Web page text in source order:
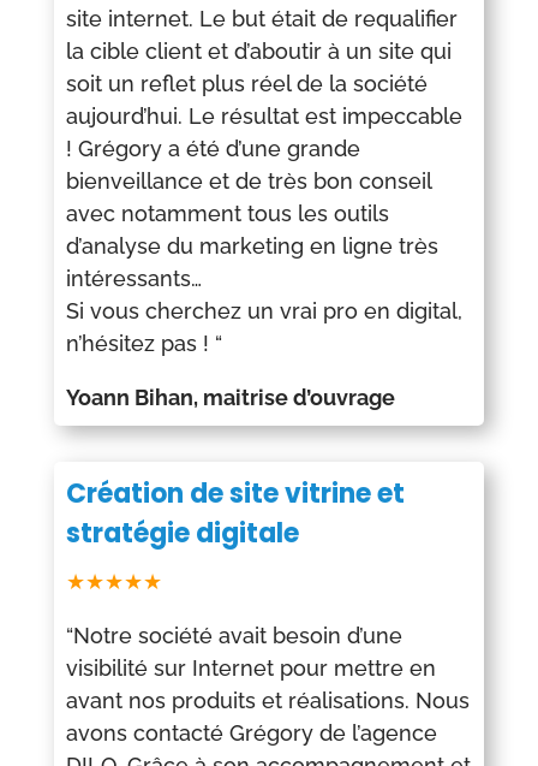
site internet. Le but était de requalifier
la cible client et d’aboutir à un site qui
soit un reflet plus réel de la société
aujourd’hui. Le résultat est impeccable
! Grégory a été d’une grande
bienveillance et de très bon conseil
avec notamment tous les outils
d’analyse du marketing en ligne très
intéressants…
Si vous cherchez un vrai pro en digital,
n’hésitez pas ! “
Yoann Bihan, maitrise d’ouvrage
Création de site vitrine et
stratégie digitale
★★★★★
“Notre société avait besoin d’une
visibilité sur Internet pour mettre en
avant nos produits et réalisations. Nous
avons contacté Grégory de l’agence